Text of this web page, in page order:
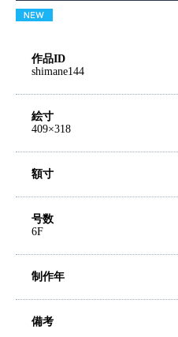
作品ID
shimane144
絵寸
409×318
額寸
号数
6F
制作年
備考